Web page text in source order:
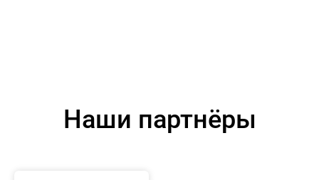
Наши партнёры